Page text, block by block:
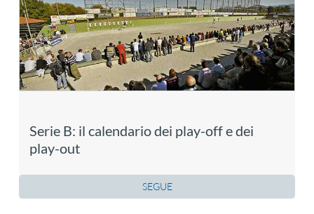
Serie B: il calendario dei play-off e dei
play-out
SEGUE